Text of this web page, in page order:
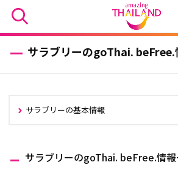
サラブリーのgoThai. beFree.
サラブリーの基本情報
サラブリーのgoThai. beFree.情